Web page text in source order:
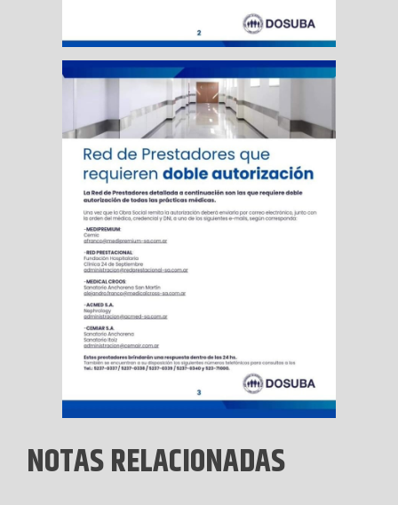
NOTAS RELACIONADAS